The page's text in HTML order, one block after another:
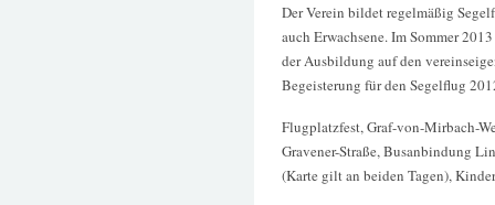
Der Verein bildet regelmäßig
auch Erwachsene. Im Sommer
der Ausbildung auf den
Begeisterung für den Segelflug
Flugplatzfest, Graf-von-Mirbach-
Gravener-Straße, Busanbindung
(Karte gilt an beiden Tagen),